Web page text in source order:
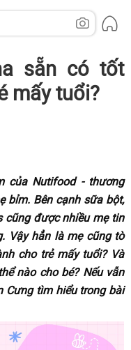
sẵn có tốt
mấy tuổi?
của Nutifood - thương
bỉm. Bên cạnh sữa bột,
cũng được nhiều mẹ tin
Vậy hẳn là mẹ cũng tò
cho trẻ mấy tuổi? Và
nào cho bé? Nếu vẫn
Cưng tìm hiểu trong bài